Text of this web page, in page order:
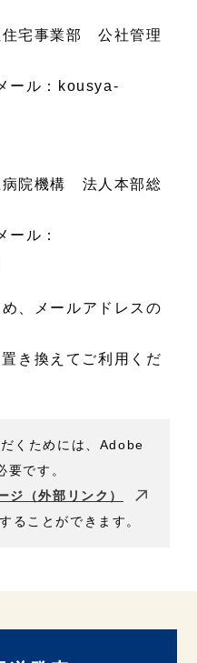
宅事業部 公社管理
ール：kousya-
病院機構 法人本部総
ル：
、メールアドレスの
き換えてご利用くだ
くためには、Adobe
です。
（外部リンク）
ることができます。